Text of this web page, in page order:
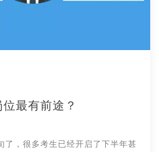
最有前途？
了，很多考生已经开启了下半年甚